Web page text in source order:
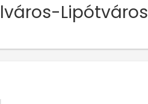
Lipótváros